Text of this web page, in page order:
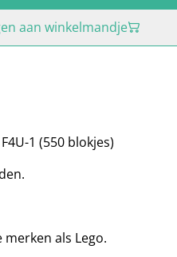
aan winkelmandje
1 (550 blokjes)
als Lego.